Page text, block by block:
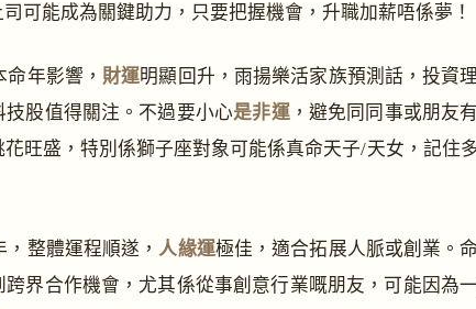
司可能成為關鍵助力，只要把握機會，升職加薪唔係夢！
命年影響， 財運明顯回升，雨揚樂活家族預測話，投資
股值得關注。不過要小心是非運，避免同同事或朋友
旺盛，特別係獅子座對象可能係真命天子/天女，記住
，整體運程順遂，人緣運極佳，適合拓展人脈或創業。
界合作機會，尤其係從事創意行業嘅朋友，可能因為